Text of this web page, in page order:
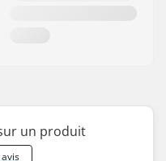
un produit